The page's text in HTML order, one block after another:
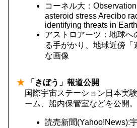
コーネル大：
asteroid stress Arecibo
identifying threats in
アストロアーツ：地球へ
る手がかり、地球近傍「
な画像
★ 「きぼう」報道公開
国際宇宙ステーション日本実
ーム、船内保管室などを公開。
読売新聞(Yahoo!News):